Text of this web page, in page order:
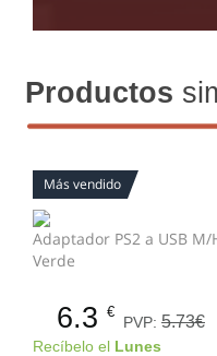
Productos
Más vendido
Adaptador PS2 a USB M/
Verde
6.3 €
PVP: 5.73€
Recíbelo el Lunes